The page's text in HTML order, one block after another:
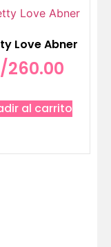
Love Abner
260.00
al carrito